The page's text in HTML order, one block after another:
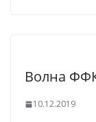
Волна
10.12.2019